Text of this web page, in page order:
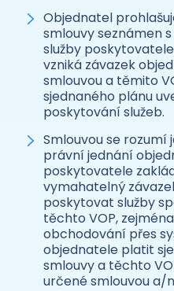
Objednatel
smlouvy seznámen
služby
vzniká závazek
smlouvou a těmito
sjednaného plánu
poskytování služeb.
Smlouvou se
právní jednání
poskytovatele
vymahatelný
poskytovat služby
těchto VOP,
obchodování přes
objednatele platit
smlouvy a těchto
určené smlouvou a/